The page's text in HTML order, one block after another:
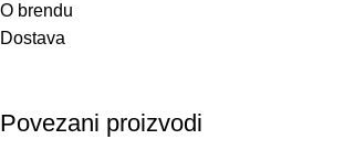
O brendu
Dostava
Povezani proizvodi